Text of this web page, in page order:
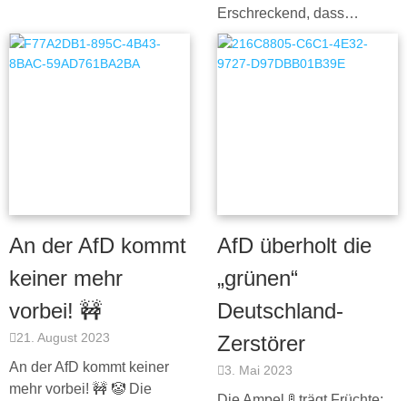
Erschreckend, dass…
An der AfD kommt
keiner mehr
vorbei! 🚧
21. August 2023
An der AfD kommt keiner
mehr vorbei! 🚧 🤡 Die
AfD überholt die
„grünen“
Deutschland-
Zerstörer
3. Mai 2023